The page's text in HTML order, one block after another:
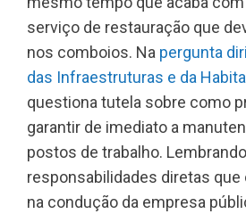
serviço de restauração que
nos comboios. Na pergunta
das Infraestruturas e da
questiona tutela sobre como
garantir de imediato a
postos de trabalho.
responsabilidades diretas
na condução da empresa